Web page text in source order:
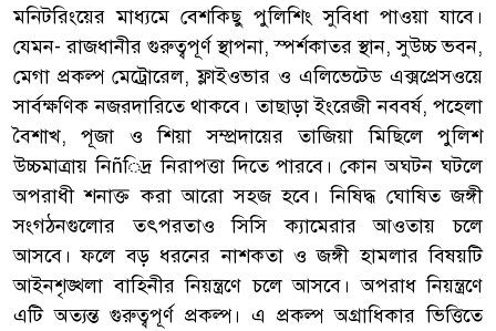
মনিটরিংয়ের মাধ্যমে বেশকিছু পুলিশিং সুবিধা পাওয়া যাবে।
যেমন- রাজধানীর গুরুত্বপূর্ণ স্থাপনা, স্পর্শকাতর স্থান, সুউচ্চ ভবন,
মেগা প্রকল্প মেট্রোরেল, ফ্লাইওভার ও এলিভেটেড এক্সপ্রেসওয়ে
সার্বক্ষণিক নজরদারিতে থাকবে। তাছাড়া ইংরেজী নববর্ষ, পহেলা
বৈশাখ, পূজা ও শিয়া সম্প্রদায়ের তাজিয়া মিছিলে পুলিশ
উচ্চমাত্রায় নিñিদ্র নিরাপত্তা দিতে পারবে। কোন অঘটন ঘটলে
অপরাধী শনাক্ত করা আরো সহজ হবে। নিষিদ্ধ ঘোষিত জঙ্গী
সংগঠনগুলোর তৎপরতাও সিসি ক্যামেরার আওতায় চলে
আসবে। ফলে বড় ধরনের নাশকতা ও জঙ্গী হামলার বিষয়টি
আইনশৃঙ্খলা বাহিনীর নিয়ন্ত্রণে চলে আসবে। অপরাধ নিয়ন্ত্রণে
এটি অত্যন্ত গুরুত্বপূর্ণ প্রকল্প। এ প্রকল্প অগ্রাধিকার ভিত্তিতে